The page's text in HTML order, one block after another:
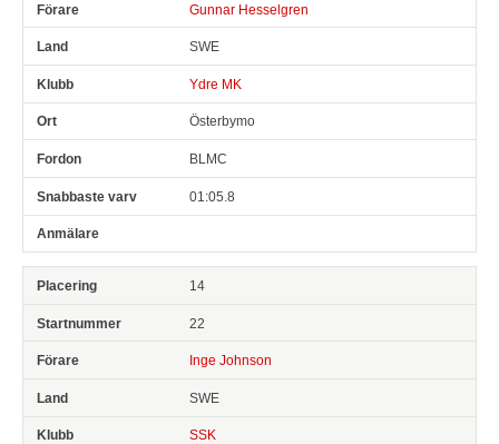
Gunnar Hesselgren
SWE
Ydre MK
Österbymo
BLMC
01:05.8
14
22
Inge Johnson
SWE
SSK